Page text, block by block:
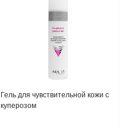
Гель для чувствительной кожи с
куперозом